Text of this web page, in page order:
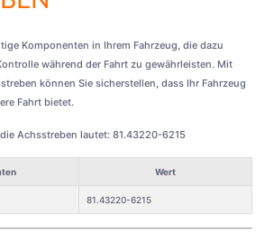
Komponenten in Ihrem Fahrzeug, die dazu
während der Fahrt zu gewährleisten. Mit
können Sie sicherstellen, dass Ihr Fahrzeug
Fahrt bietet.
Achsstreben lautet: 81.43220-6215
Wert
81.43220-6215